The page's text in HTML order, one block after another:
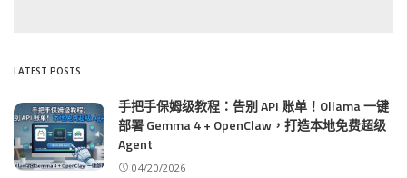
LATEST POSTS
手把手保姆级教程：告别 API 账单！Ollama 一键
部署 Gemma 4 + OpenClaw，打造本地免费超级
Agent
04/20/2026